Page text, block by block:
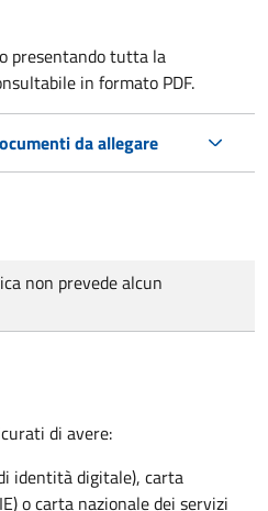
presentando tutta la
in formato PDF.
da allegare
non prevede alcun
di avere:
identità digitale), carta
o carta nazionale dei servizi